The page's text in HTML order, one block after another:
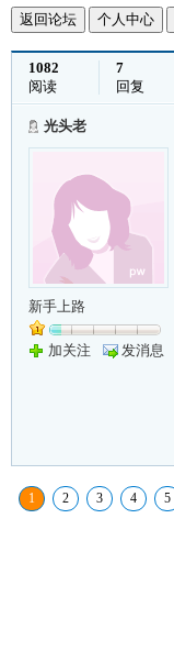
返回论坛 个人中心
1082
阅读
7
回复
光头老
新手上路
加关注 发消息
1 2 3 4 5